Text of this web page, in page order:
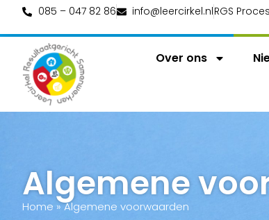
085 – 047 82 86 info@leercirkel.nlRGS
Over ons
Algemene
Home »Algemene voorwaarden